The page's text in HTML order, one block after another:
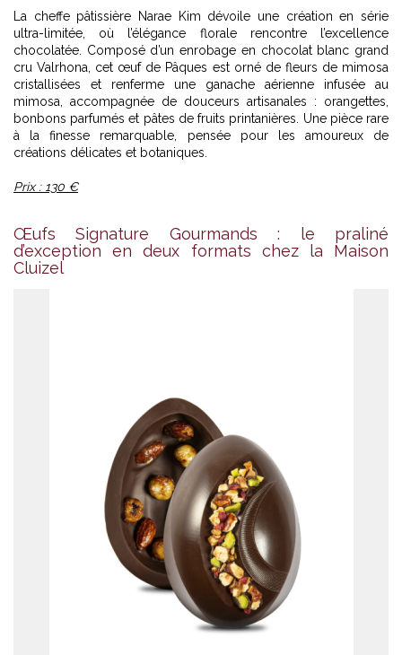
La cheffe pâtissière Narae Kim dévoile une création en série
ultra-limitée, où l’élégance florale rencontre l’excellence
chocolatée. Composé d’un enrobage en chocolat blanc grand
cru Valrhona, cet œuf de Pâques est orné de fleurs de mimosa
cristallisées et renferme une ganache aérienne infusée au
mimosa, accompagnée de douceurs artisanales : orangettes,
bonbons parfumés et pâtes de fruits printanières. Une pièce rare
à la finesse remarquable, pensée pour les amoureux de
créations délicates et botaniques.
Prix : 130 €
Œufs Signature Gourmands : le praliné
d’exception en deux formats chez la Maison
Cluizel